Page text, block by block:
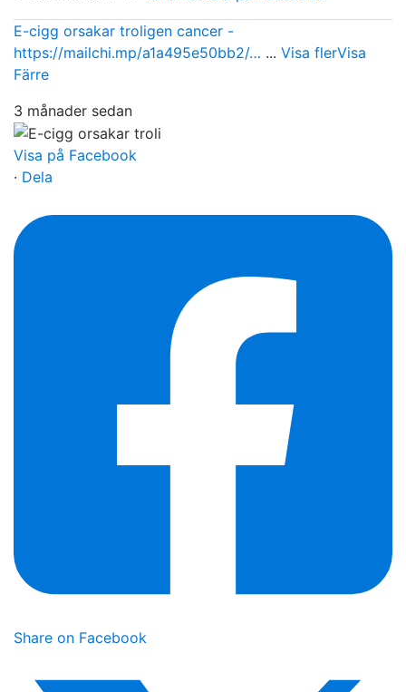
E-cigg orsakar troligen cancer -
https://mailchi.mp/a1a495e50bb2/… ... Visa flerVisa
Färre
3 månader sedan
Visa på Facebook
· Dela
Share on Facebook